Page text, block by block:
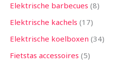
Elektrische barbecues 8
Elektrische kachels 17
Elektrische koelboxen 34
Fietstas accessoires 5